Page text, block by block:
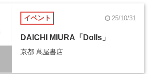
イベント 25/10/31
DAICHI MIURA「Dolls」
京都 蔦屋書店